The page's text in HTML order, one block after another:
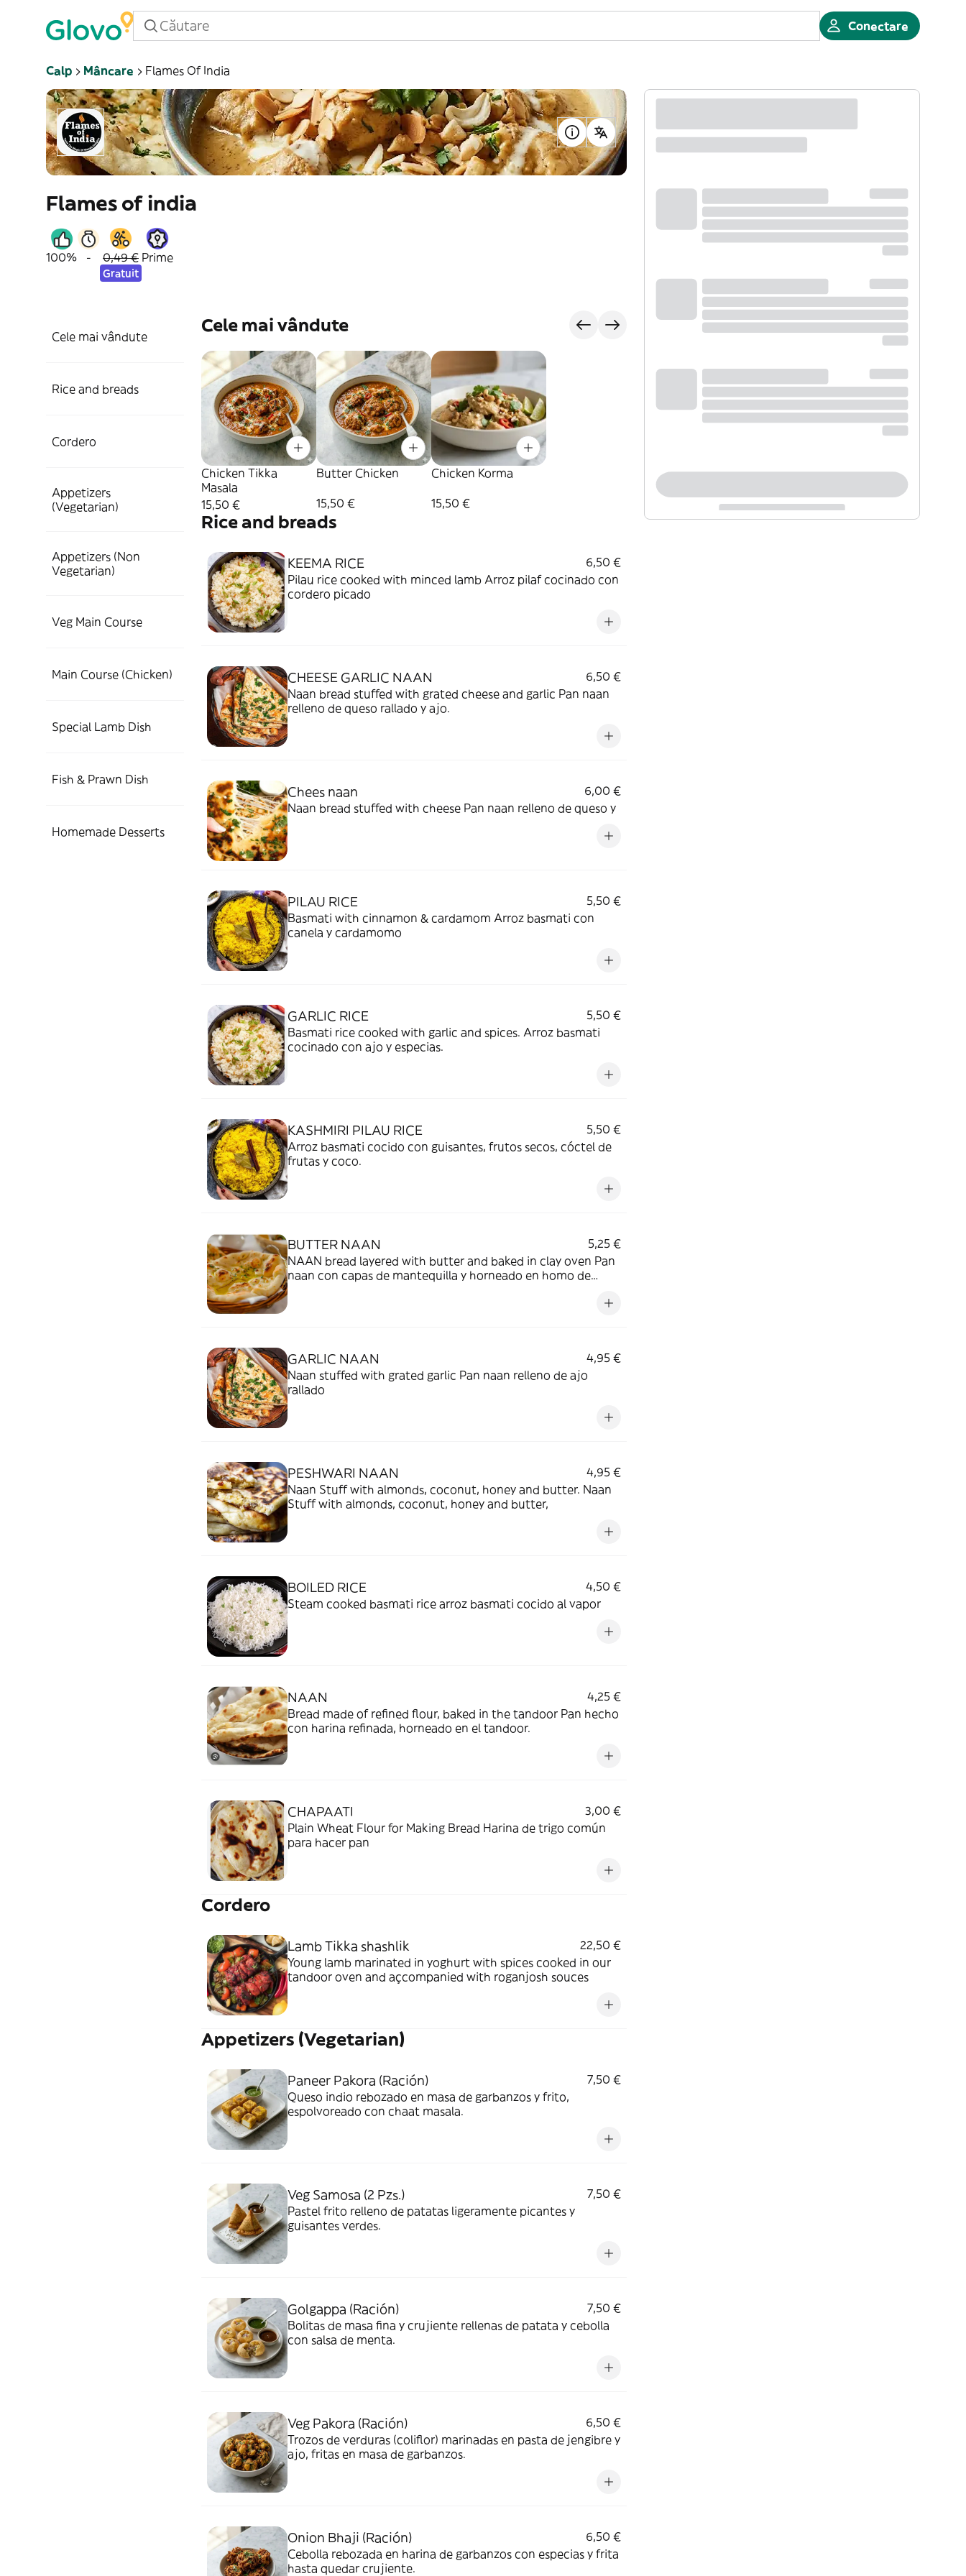
Conectare
Calp Mâncare Flames Of India
Flames of india
100% - 0,49 €
Gratuit
Prime
Cele mai vândute
Rice and breads
Cordero
Appetizers
(Vegetarian)
Appetizers (Non
Vegetarian)
Veg Main Course
Main Course (Chicken)
Special Lamb Dish
Fish & Prawn Dish
Homemade Desserts
Cele mai vândute
Chicken Tikka
Masala
15,50 €
Butter Chicken
15,50 €
Chicken Korma
15,50 €
Rice and breads
KEEMA RICE
6,50 €
Pilau rice cooked with minced lamb Arroz pilaf cocinado con
cordero picado
CHEESE GARLIC NAAN
6,50 €
Naan bread stuffed with grated cheese and garlic Pan naan
relleno de queso rallado y ajo.
Chees naan
6,00 €
Naan bread stuffed with cheese Pan naan relleno de queso y
PILAU RICE
5,50 €
Basmati with cinnamon & cardamom Arroz basmati con
canela y cardamomo
GARLIC RICE
5,50 €
Basmati rice cooked with garlic and spices. Arroz basmati
cocinado con ajo y especias.
KASHMIRI PILAU RICE
5,50 €
Arroz basmati cocido con guisantes, frutos secos, cóctel de
frutas y coco.
BUTTER NAAN
5,25 €
NAAN bread layered with butter and baked in clay oven Pan
naan con capas de mantequilla y horneado en homo de
GARLIC NAAN
4,95 €
Naan stuffed with grated garlic Pan naan relleno de ajo
rallado
PESHWARI NAAN
4,95 €
Naan Stuff with almonds, coconut, honey and butter. Naan
Stuff with almonds, coconut, honey and butter,
BOILED RICE
4,50 €
Steam cooked basmati rice arroz basmati cocido al vapor
NAAN
4,25 €
Bread made of refined flour, baked in the tandoor Pan hecho
con harina refinada, horneado en el tandoor.
CHAPAATI
3,00 €
Plain Wheat Flour for Making Bread Harina de trigo común
para hacer pan
Cordero
Lamb Tikka shashlik
22,50 €
Young lamb marinated in yoghurt with spices cooked in our
tandoor oven and açcompanied with roganjosh souces
Appetizers (Vegetarian)
Paneer Pakora (Ración)
7,50 €
Queso indio rebozado en masa de garbanzos y frito,
espolvoreado con chaat masala.
Veg Samosa (2 Pzs.)
7,50 €
Pastel frito relleno de patatas ligeramente picantes y
guisantes verdes.
Golgappa (Ración)
7,50 €
Bolitas de masa fina y crujiente rellenas de patata y cebolla
con salsa de menta.
Veg Pakora (Ración)
6,50 €
Trozos de verduras (coliflor) marinadas en pasta de jengibre y
ajo, fritas en masa de garbanzos.
Onion Bhaji (Ración)
6,50 €
Cebolla rebozada en harina de garbanzos con especias y frita
hasta quedar crujiente.